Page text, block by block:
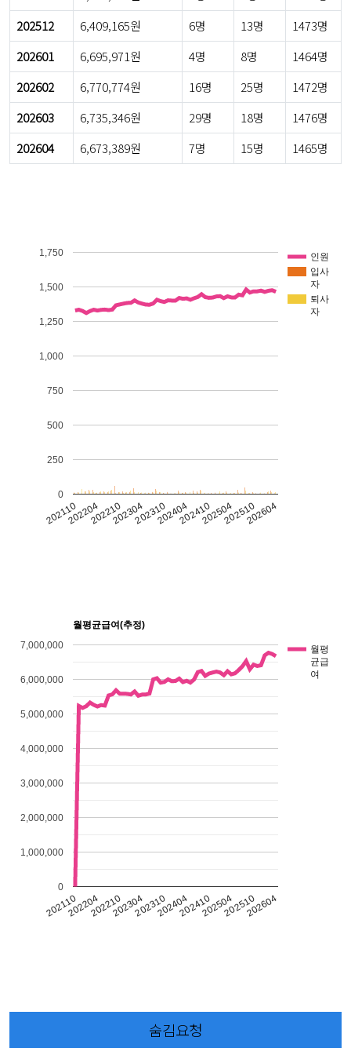
202512
6,409,165원 6명 13명
1473명
202601
6,695,971원 4명 8명
1464명
202602
6,770,774원 16명 25명
1472명
202603
6,735,346원 29명 18명
1476명
202604
6,673,389원 7명 15명 1465명
인원
입사
자
퇴사
자
202110202204202210202304202310202404202410202504202510202604
0
250
500
750
1,000
1,250
1,500
1,750
월평균급여(추정)
월평
균급
여
202110202204202210202304202310202404202410202504202510202604
0
1,000,000
2,000,000
3,000,000
4,000,000
5,000,000
6,000,000
7,000,000
숨김요청